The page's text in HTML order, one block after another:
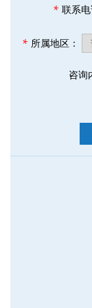
* 联系电
* 所属地区：
咨询